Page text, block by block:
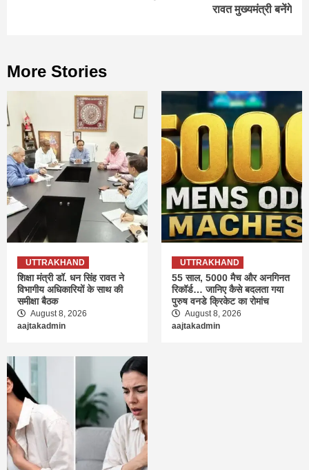
रावत मुख्यमंत्री बनेंगे
More Stories
UTTRAKHAND
शिक्षा मंत्री डॉ. धन सिंह रावत ने
विभागीय अधिकारियों के साथ की
समीक्षा बैठक
August 8, 2026
aajtakadmin
UTTRAKHAND
55 साल, 5000 मैच और अनगिनत
रिकॉर्ड… जानिए कैसे बदलता गया
पुरुष वनडे क्रिकेट का रोमांच
August 8, 2026
aajtakadmin